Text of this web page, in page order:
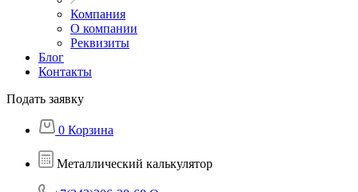
Компания
О компании
Реквизиты
Блог
Контакты
Подать заявку
0 Корзина
Металлический калькулятор